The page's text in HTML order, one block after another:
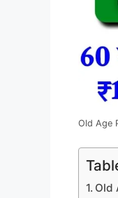
Old Age
Old